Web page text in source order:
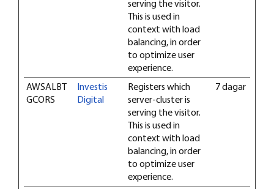
serving the visitor.
This is used in
context with load
balancing, in order
to optimize user
experience.
AWSALBT
GCORS
Investis
Digital
Registers which
server-cluster is
serving the visitor.
This is used in
context with load
balancing, in order
to optimize user
experience.
7 dagar